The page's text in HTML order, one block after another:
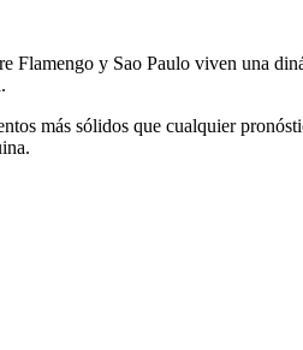
Flamengo y Sao Paulo viven una
más sólidos que cualquier